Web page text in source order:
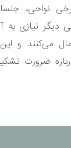
نواحی،
دیگر نیازی
می‌کنند و
ضرورت